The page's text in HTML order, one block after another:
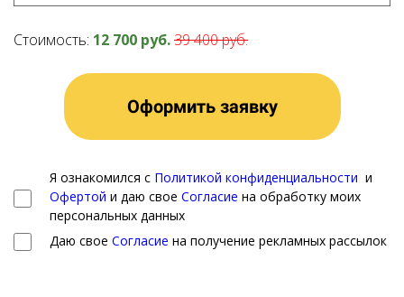
Стоимость: 12 700 руб.39 400 руб.
Оформить заявку
Я ознакомился с Политикой конфиденциальности и
Офертой и даю свое Согласие на обработку моих
персональных данных
Даю свое Согласие на получение рекламных рассылок